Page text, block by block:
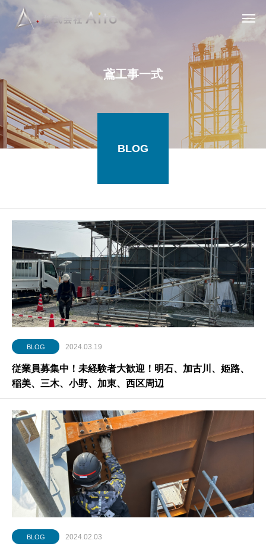
鳶工事一式
BLOG
BLOG 2024.03.19
従業員募集中！未経験者大歓迎！明石、加古川、姫路、
稲美、三木、小野、加東、西区周辺
BLOG 2024.02.03